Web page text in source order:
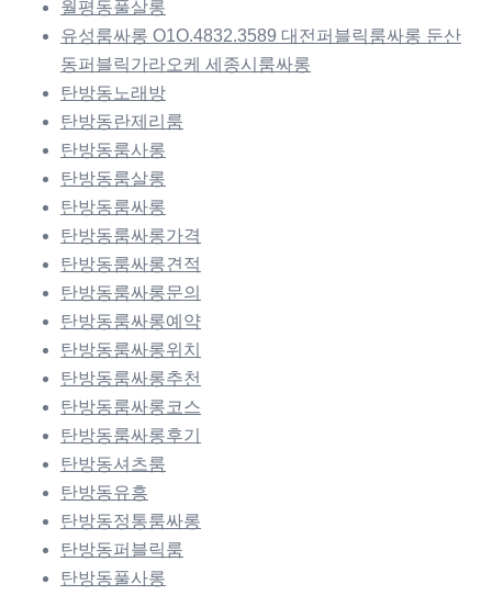
월평동풀살롱
유성룸싸롱 O1O.4832.3589 대전퍼블릭룸싸롱 둔산
동퍼블릭가라오케 세종시룸싸롱
탄방동노래방
탄방동란제리룸
탄방동룸사롱
탄방동룸살롱
탄방동룸싸롱
탄방동룸싸롱가격
탄방동룸싸롱견적
탄방동룸싸롱문의
탄방동룸싸롱예약
탄방동룸싸롱위치
탄방동룸싸롱추천
탄방동룸싸롱코스
탄방동룸싸롱후기
탄방동셔츠룸
탄방동유흥
탄방동정통룸싸롱
탄방동퍼블릭룸
탄방동풀사롱